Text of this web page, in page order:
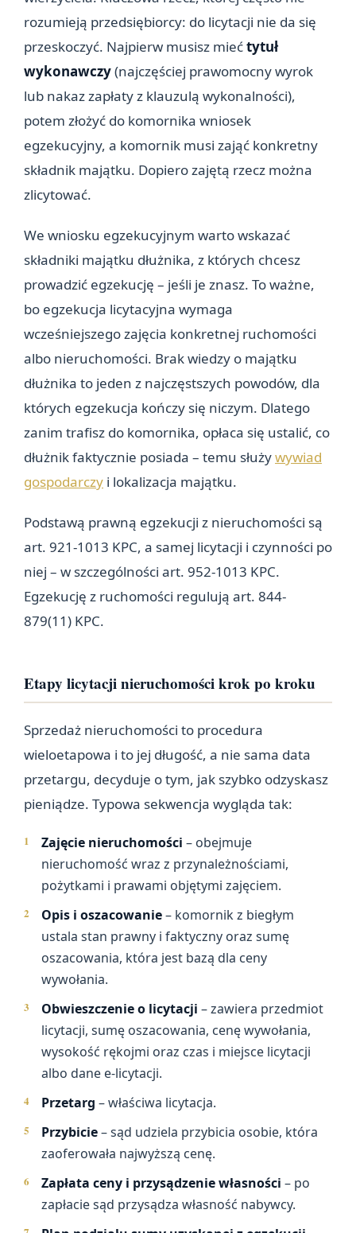
rozumieją przedsiębiorcy: do licytacji nie da się
przeskoczyć. Najpierw musisz miećtytuł
wykonawczy(najczęściej prawomocny wyrok
lub nakaz zapłaty z klauzulą wykonalności),
potem złożyć do komornika wniosek
egzekucyjny, a komornik musi zająć konkretny
składnik majątku. Dopiero zajętą rzecz można
zlicytować.
We wniosku egzekucyjnym warto wskazać
składniki majątku dłużnika, z których chcesz
prowadzić egzekucję – jeśli je znasz. To ważne,
bo egzekucja licytacyjna wymaga
wcześniejszego zajęcia konkretnej ruchomości
albo nieruchomości. Brak wiedzy o majątku
dłużnika to jeden z najczęstszych powodów, dla
których egzekucja kończy się niczym. Dlatego
zanim trafisz do komornika, opłaca się ustalić, co
dłużnik faktycznie posiada – temu służywywiad
gospodarczy i lokalizacja majątku.
Podstawą prawną egzekucji z nieruchomości są
art. 921-1013 KPC, a samej licytacji i czynności po
niej – w szczególności art. 952-1013 KPC.
Egzekucję z ruchomości regulują art. 844-
879(11) KPC.
Etapy licytacji nieruchomości krok po kroku
Sprzedaż nieruchomości to procedura
wieloetapowa i to jej długość, a nie sama data
przetargu, decyduje o tym, jak szybko odzyskasz
pieniądze. Typowa sekwencja wygląda tak:
Zajęcie nieruchomości – obejmuje
nieruchomość wraz z przynależnościami,
pożytkami i prawami objętymi zajęciem.
Opis i oszacowanie– komornik z biegłym
ustala stan prawny i faktyczny oraz sumę
oszacowania, która jest bazą dla ceny
wywołania.
Obwieszczenie o licytacji – zawiera przedmiot
licytacji, sumę oszacowania, cenę wywołania,
wysokość rękojmi oraz czas i miejsce licytacji
albo dane e-licytacji.
Przetarg – właściwa licytacja.
Przybicie– sąd udziela przybicia osobie, która
zaoferowała najwyższą cenę.
Zapłata ceny i przysądzenie własności – po
zapłacie sąd przysądza własność nabywcy.